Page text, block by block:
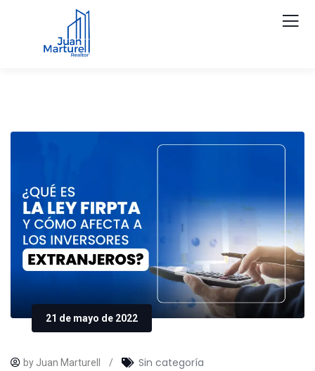
21 de mayo de 2022
by Juan Marturell / Sin categoría